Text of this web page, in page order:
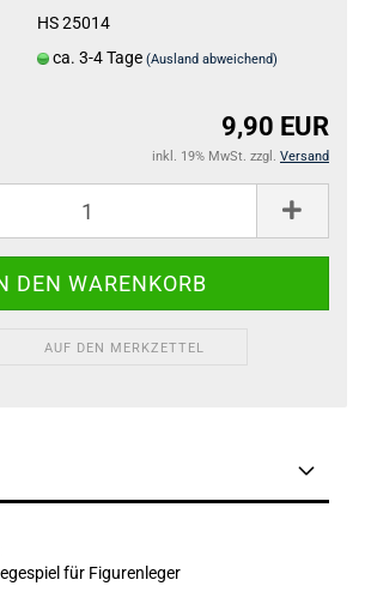
HS 25014
ca. 3-4 Tage(Ausland abweichend)
9,90 EUR
inkl. 19% MwSt. zzgl. Versand
AUF DEN MERKZETTEL
für Figurenleger